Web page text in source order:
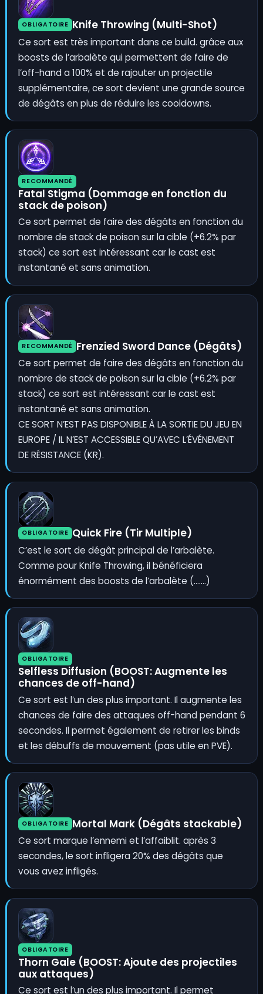
OBLIGATOIRE Knife Throwing (Multi-Shot)
Ce sort est très important dans ce build. grâce aux
boosts de l’arbalète qui permettent de faire de
l’off-hand a 100% et de rajouter un projectile
supplémentaire, ce sort devient une grande source
de dégâts en plus de réduire les cooldowns.
RECOMMANDÉ
Fatal Stigma (Dommage en fonction du
stack de poison)
Ce sort permet de faire des dégâts en fonction du
nombre de stack de poison sur la cible (+6.2% par
stack) ce sort est intéressant car le cast est
instantané et sans animation.
RECOMMANDÉ Frenzied Sword Dance (Dégâts)
Ce sort permet de faire des dégâts en fonction du
nombre de stack de poison sur la cible (+6.2% par
stack) ce sort est intéressant car le cast est
instantané et sans animation.
CE SORT N’EST PAS DISPONIBLE À LA SORTIE DU JEU EN
EUROPE / IL N’EST ACCESSIBLE QU’AVEC L’ÉVÉNEMENT
DE RÉSISTANCE (KR).
OBLIGATOIRE Quick Fire (Tir Multiple)
C’est le sort de dégât principal de l’arbalète.
Comme pour Knife Throwing, il bénéficiera
énormément des boosts de l’arbalète (…….)
OBLIGATOIRE
Selfless Diffusion (BOOST: Augmente les
chances de off-hand)
Ce sort est l’un des plus important. Il augmente les
chances de faire des attaques off-hand pendant 6
secondes. Il permet également de retirer les binds
et les débuffs de mouvement (pas utile en PVE).
OBLIGATOIRE Mortal Mark (Dégâts stackable)
Ce sort marque l’ennemi et l’affaiblit. après 3
secondes, le sort infligera 20% des dégâts que
vous avez infligés.
OBLIGATOIRE
Thorn Gale (BOOST: Ajoute des projectiles
aux attaques)
Ce sort est l’un des plus important. Il permet